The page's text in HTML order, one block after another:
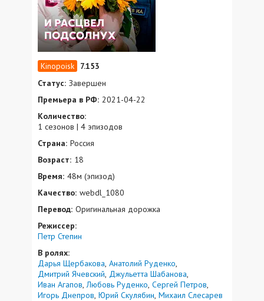
7.153
Статус: Завершен
Премьера в РФ: 2021-04-22
Количество:
1 сезонов | 4 эпизодов
Страна: Россия
Возраст: 18
Время: 48м (эпизод)
Качество: webdl_1080
Перевод: Оригинальная дорожка
Режиссер:
Петр Степин
В ролях:
Дарья Щербакова Анатолий Руденко
Дмитрий Ячевский Джульетта Шабанова
Иван Агапов Любовь Руденко Сергей Петров
Игорь Днепров Юрий Скулябин Михаил Слесарев